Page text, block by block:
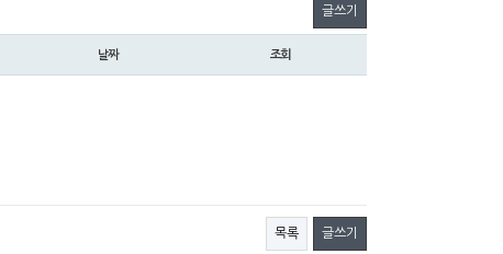
글쓰기
날짜 조회
목록 글쓰기